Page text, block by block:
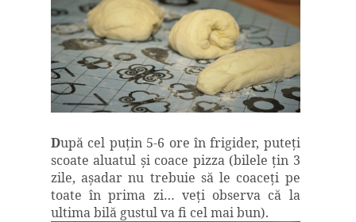
După cel puţin 5-6 ore în frigider, puteţi
scoate aluatul şi coace pizza (bilele ţin 3
zile, aşadar nu trebuie să le coaceţi pe
toate în prima zi… veţi observa că la
ultima bilă gustul va fi cel mai bun).